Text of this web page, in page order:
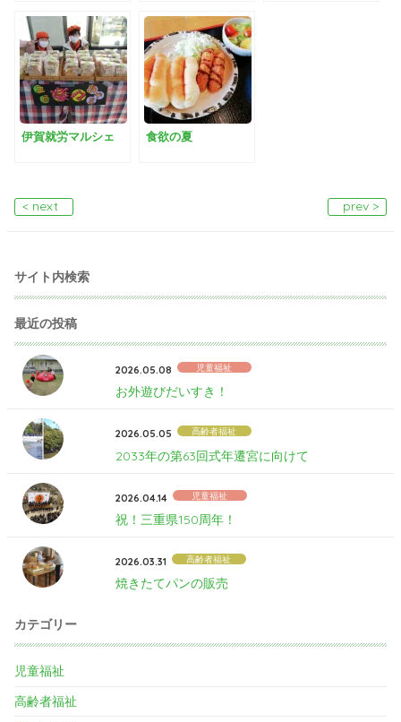
伊賀就労マルシェ 食欲の夏
< next prev >
サイト内検索
最近の投稿
2026.05.08 児童福祉
お外遊びだいすき！
2026.05.05 高齢者福祉
2033年の第63回式年遷宮に向けて
2026.04.14 児童福祉
祝！三重県150周年！
2026.03.31 高齢者福祉
焼きたてパンの販売
カテゴリー
児童福祉
高齢者福祉